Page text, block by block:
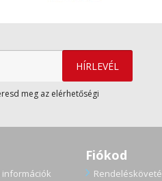
meg az elérhetőségi
információk
Fiókod